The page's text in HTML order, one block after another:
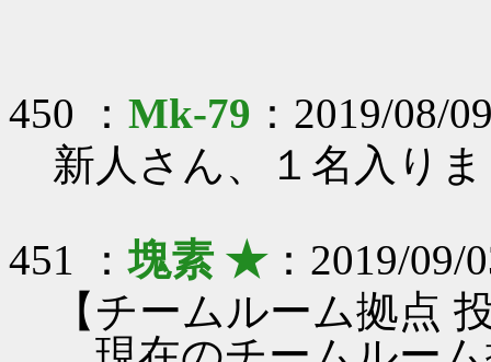
450 ： Mk-79 ：2019/08/
新人さん、１名入り
451 ：塊素 ★：2019/09/
【チームルーム拠点